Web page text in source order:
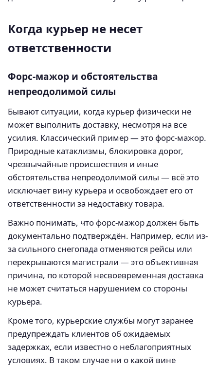
Когда курьер не несет
ответственности
Форс-мажор и обстоятельства
непреодолимой силы
Бывают ситуации, когда курьер физически не
может выполнить доставку, несмотря на все
усилия. Классический пример — это форс-мажор.
Природные катаклизмы, блокировка дорог,
чрезвычайные происшествия и иные
обстоятельства непреодолимой силы — всё это
исключает вину курьера и освобождает его от
ответственности за недоставку товара.
Важно понимать, что форс-мажор должен быть
документально подтверждён. Например, если из-
за сильного снегопада отменяются рейсы или
перекрываются магистрали — это объективная
причина, по которой несвоевременная доставка
не может считаться нарушением со стороны
курьера.
Кроме того, курьерские службы могут заранее
предупреждать клиентов об ожидаемых
задержках, если известно о неблагоприятных
условиях. В таком случае ни о какой вине